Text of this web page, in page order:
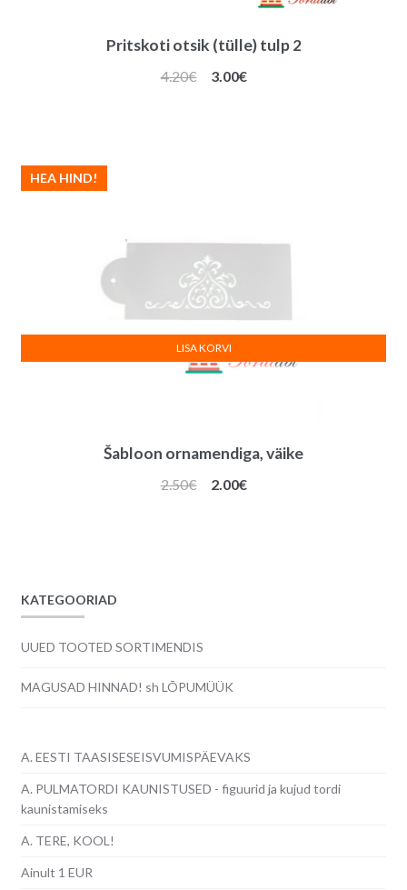
Pritskoti otsik (tülle) tulp 2
4.20€
Algne
3.00€Praegune
Šabloon ornamendiga, väike
HEA HIND!
2.50€
Algne
2.00€Praegune
LISA KORVI
KATEGOORIAD
UUED TOOTED SORTIMENDIS
MAGUSAD HINNAD! sh LÕPUMÜÜK
A. EESTI TAASISESEISVUMISPÄEVAKS
A. PULMATORDI KAUNISTUSED - figuurid ja kujud tordi
kaunistamiseks
A. TERE, KOOL!
Ainult 1 EUR